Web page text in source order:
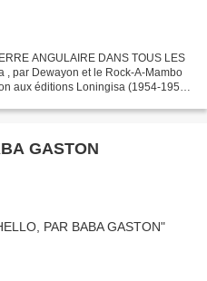
ANGULAIRE DANS TOUS LES
, par Dewayon et le Rock-A-Mambo
aux éditions Loningisa (1954-1955)
GASTON